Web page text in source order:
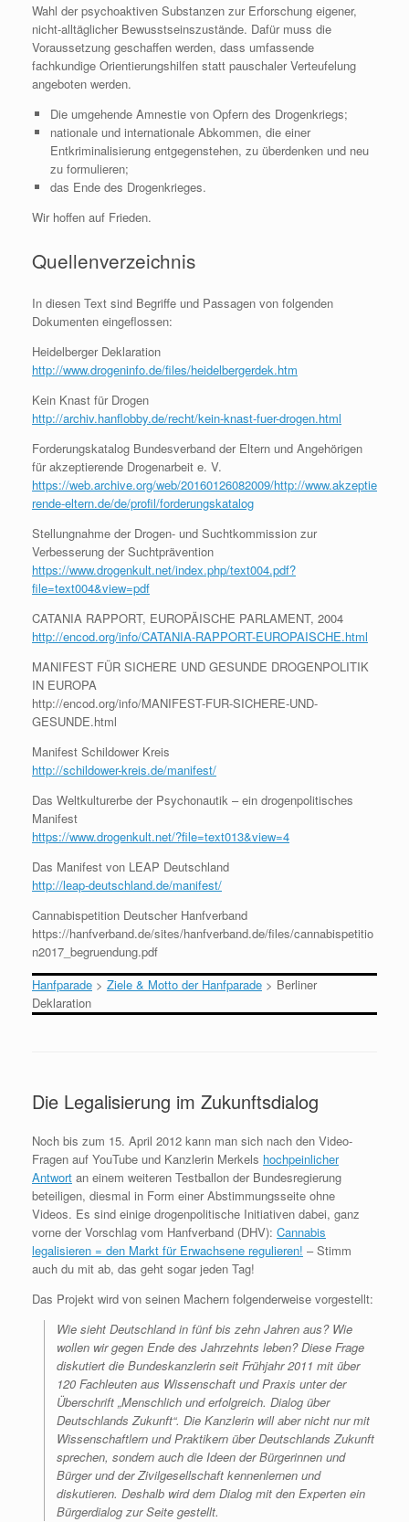
Wahl der psychoaktiven Substanzen zur Erforschung eigener,
nicht-alltäglicher Bewusstseinszustände. Dafür muss die
Voraussetzung geschaffen werden, dass umfassende
fachkundige Orientierungshilfen statt pauschaler Verteufelung
angeboten werden.
Die umgehende Amnestie von Opfern des Drogenkriegs;
nationale und internationale Abkommen, die einer
Entkriminalisierung entgegenstehen, zu überdenken und neu
zu formulieren;
das Ende des Drogenkrieges.
Wir hoffen auf Frieden.
Quellenverzeichnis
In diesen Text sind Begriffe und Passagen von folgenden
Dokumenten eingeflossen:
Heidelberger Deklaration
http://www.drogeninfo.de/files/heidelbergerdek.htm
Kein Knast für Drogen
http://archiv.hanflobby.de/recht/kein-knast-fuer-drogen.html
Forderungskatalog Bundesverband der Eltern und Angehörigen
für akzeptierende Drogenarbeit e. V.
https://web.archive.org/web/20160126082009/http://www.akzeptie
rende-eltern.de/de/profil/forderungskatalog
Stellungnahme der Drogen- und Suchtkommission zur
Verbesserung der Suchtprävention
https://www.drogenkult.net/index.php/text004.pdf?
file=text004&view=pdf
CATANIA RAPPORT, EUROPÄISCHE PARLAMENT, 2004
http://encod.org/info/CATANIA-RAPPORT-EUROPAISCHE.html
MANIFEST FÜR SICHERE UND GESUNDE DROGENPOLITIK
IN EUROPA
http://encod.org/info/MANIFEST-FUR-SICHERE-UND-
GESUNDE.html
Manifest Schildower Kreis
http://schildower-kreis.de/manifest/
Das Weltkulturerbe der Psychonautik – ein drogenpolitisches
Manifest
https://www.drogenkult.net/?file=text013&view=4
Das Manifest von LEAP Deutschland
http://leap-deutschland.de/manifest/
Cannabispetition Deutscher Hanfverband
https://hanfverband.de/sites/hanfverband.de/files/cannabispetitio
n2017_begruendung.pdf
Hanfparade > Ziele & Motto der Hanfparade > Berliner
Deklaration
Die Legalisierung im Zukunftsdialog
Noch bis zum 15. April 2012 kann man sich nach den Video-
Fragen auf YouTube und Kanzlerin Merkels hochpeinlicher
Antwort an einem weiteren Testballon der Bundesregierung
beteiligen, diesmal in Form einer Abstimmungsseite ohne
Videos. Es sind einige drogenpolitische Initiativen dabei, ganz
vorne der Vorschlag vom Hanfverband (DHV): Cannabis
legalisieren = den Markt für Erwachsene regulieren! – Stimm
auch du mit ab, das geht sogar jeden Tag!
Das Projekt wird von seinen Machern folgenderweise vorgestellt:
Wie sieht Deutschland in fünf bis zehn Jahren aus? Wie
wollen wir gegen Ende des Jahrzehnts leben? Diese Frage
diskutiert die Bundeskanzlerin seit Frühjahr 2011 mit über
120 Fachleuten aus Wissenschaft und Praxis unter der
Überschrift „Menschlich und erfolgreich. Dialog über
Deutschlands Zukunft“. Die Kanzlerin will aber nicht nur mit
Wissenschaftlern und Praktikern über Deutschlands Zukunft
sprechen, sondern auch die Ideen der Bürgerinnen und
Bürger und der Zivilgesellschaft kennenlernen und
diskutieren. Deshalb wird dem Dialog mit den Experten ein
Bürgerdialog zur Seite gestellt.